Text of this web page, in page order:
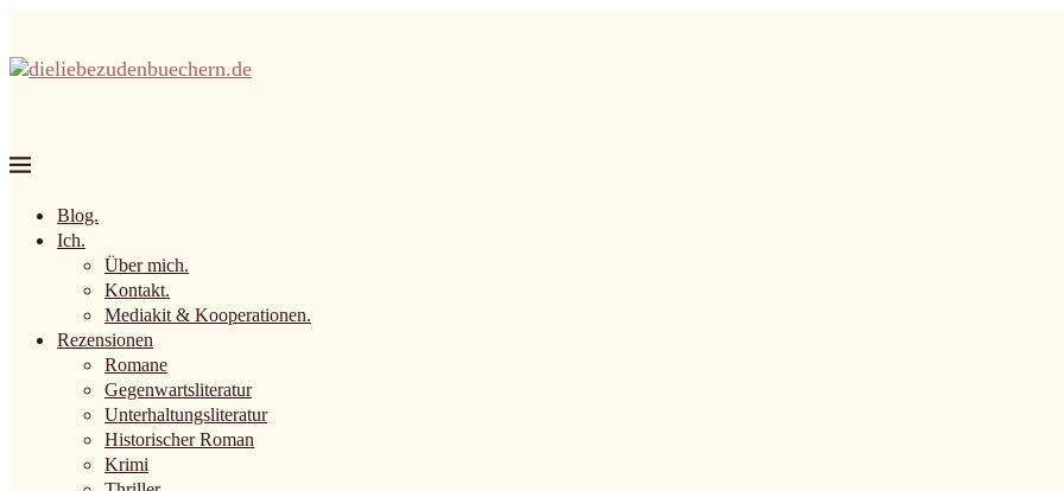
Blog.
Ich.
Über mich.
Kontakt.
Mediakit & Kooperationen.
Rezensionen
Romane
Gegenwartsliteratur
Unterhaltungsliteratur
Historischer Roman
Krimi